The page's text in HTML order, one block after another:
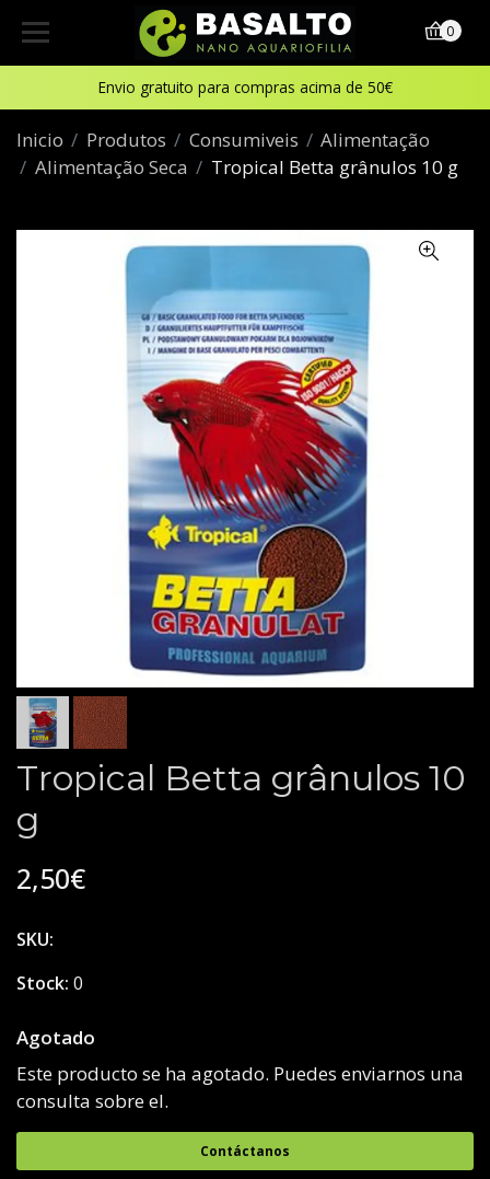
Envio gratuito para compras acima de 50€
0
Inicio Produtos Consumiveis
Alimentação
Alimentação Seca
Tropical Betta grânulos 10 g
Tropical Betta grânulos 10
g
2,50€
SKU:
Stock: 0
Agotado
Este producto se ha agotado. Puedes enviarnos una
consulta sobre el.
Contáctanos